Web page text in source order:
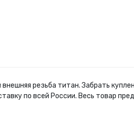
резьба титан. Забрать
по всей России. Весь товар